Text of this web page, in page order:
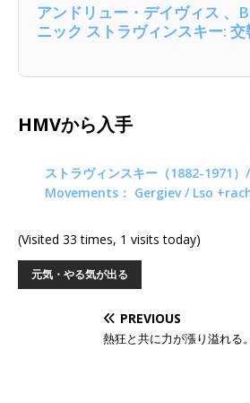
アンドリュー・デイヴィス 、
ニック ストラヴィンスキー:
HMVから入手
ストラヴィンスキー（1882-1971
Movements： Gergiev / Lso
(Visited 33 times, 1 visits today)
元気・やる気が出る
PREVIOUS
熱狂と共に力が漲り溢れる